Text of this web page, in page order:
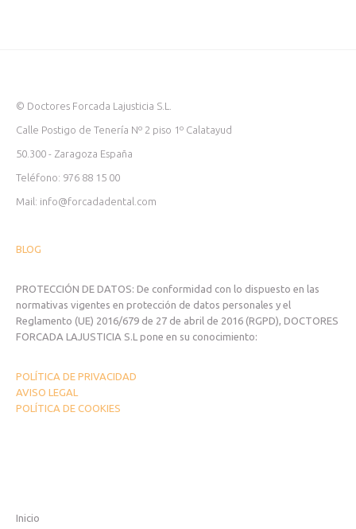
© Doctores Forcada Lajusticia S.L.
Calle Postigo de Tenería Nº 2 piso 1º Calatayud
50.300 - Zaragoza España
Teléfono: 976 88 15 00
Mail: info@forcadadental.com
BLOG
PROTECCIÓN DE DATOS: De conformidad con lo dispuesto en las
normativas vigentes en protección de datos personales y el
Reglamento (UE) 2016/679 de 27 de abril de 2016 (RGPD), DOCTORES
FORCADA LAJUSTICIA S.L pone en su conocimiento:
POLÍTICA DE PRIVACIDAD
AVISO LEGAL
POLÍTICA DE COOKIES
Inicio